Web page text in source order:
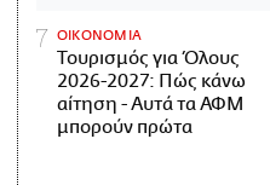
ΟΙΚΟΝΟΜΙΑ
Τουρισμός για Όλους
2026-2027: Πώς κάνω
αίτηση - Αυτά τα ΑΦΜ
μπορούν πρώτα